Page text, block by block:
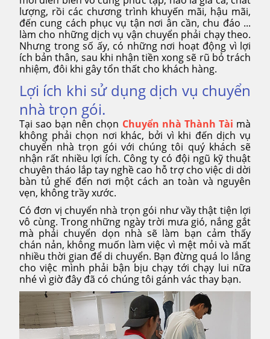
lượng, rồi các chương trình khuyến mãi, hậu mãi,
đến cung cách phục vụ tận nơi ân cần, chu đáo ...
làm cho những dịch vụ vận chuyển phải chạy theo.
Nhưng trong số ấy, có những nơi hoạt động vì lợi
ích bản thân, sau khi nhận tiền xong sẽ rũ bỏ trách
nhiệm, đôi khi gây tổn thất cho khách hàng.
Lợi ích khi sử dụng dịch vụ chuyển
nhà trọn gói.
Tại sao bạn nên chọn Chuyển nhà Thành Tài mà
không phải chọn nơi khác, bởi vì khi đến dịch vụ
chuyển nhà trọn gói với chúng tôi quý khách sẽ
nhận rất nhiều lợi ích. Công ty có đội ngũ kỹ thuật
chuyên tháo lắp tay nghề cao hỗ trợ cho việc di dời
bàn tủ ghế đến nơi một cách an toàn và nguyên
vẹn, không trầy xước.
Có đơn vị chuyển nhà trọn gói như vầy thật tiện lợi
vô cùng. Trong những ngày trời mưa gió, nắng gắt
mà phải chuyển dọn nhà sẽ làm bạn cảm thấy
chán nản, không muốn làm việc vì mệt mỏi và mất
nhiều thời gian để di chuyển. Bạn đừng quá lo lắng
cho việc mình phải bận bịu chạy tới chạy lui nữa
nhé vì giờ đây đã có chúng tôi gánh vác thay bạn.